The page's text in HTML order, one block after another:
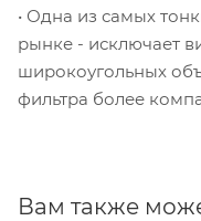
• Одна из самых
рынке - исключает
широкоугольных
фильтра более
Вам также